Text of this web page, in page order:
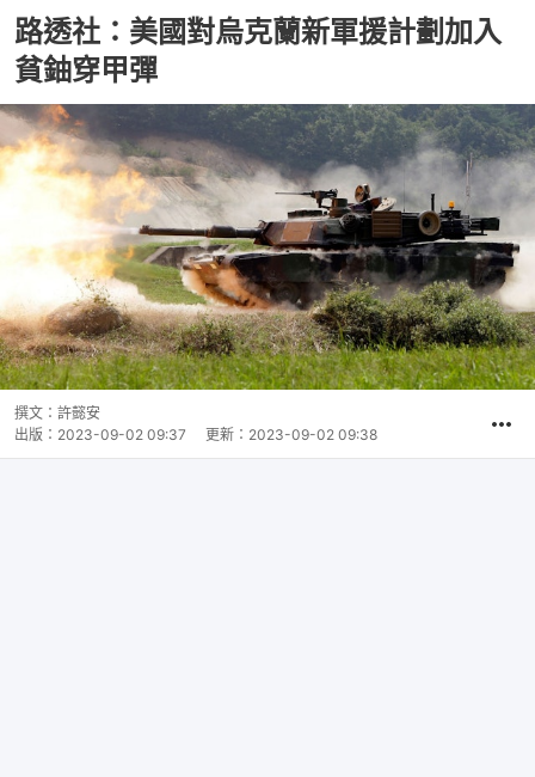
路透社：美國對烏克蘭新軍援計劃加入
貧鈾穿甲彈
撰文： 許懿安
出版： 2023-09-02 09:37 更新： 2023-09-02 09:38